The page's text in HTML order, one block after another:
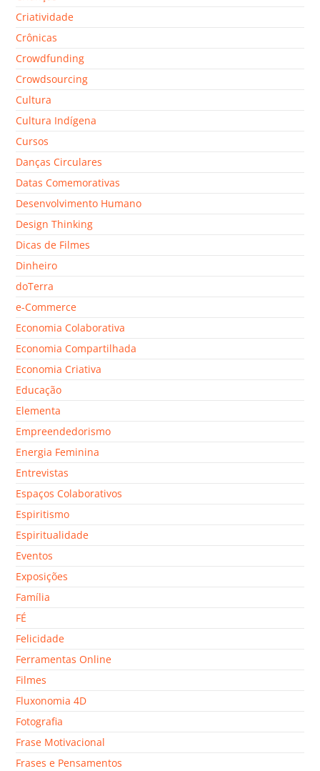
Criatividade
Crônicas
Crowdfunding
Crowdsourcing
Cultura
Cultura Indígena
Cursos
Danças Circulares
Datas Comemorativas
Desenvolvimento Humano
Design Thinking
Dicas de Filmes
Dinheiro
doTerra
e-Commerce
Economia Colaborativa
Economia Compartilhada
Economia Criativa
Educação
Elementa
Empreendedorismo
Energia Feminina
Entrevistas
Espaços Colaborativos
Espiritismo
Espiritualidade
Eventos
Exposições
Família
FÉ
Felicidade
Ferramentas Online
Filmes
Fluxonomia 4D
Fotografia
Frase Motivacional
Frases e Pensamentos